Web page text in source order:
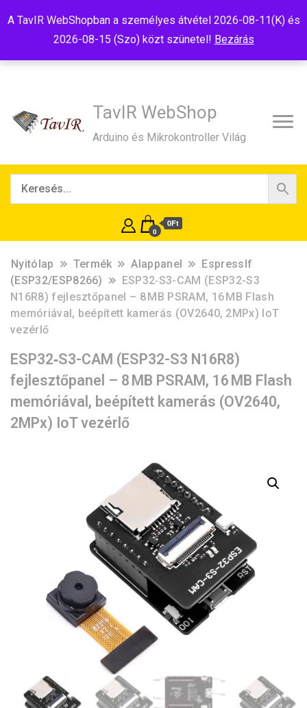
A TavIR WebShopban a személyes átvétel 2026-08-11(K) és
2026-08-15 (Szo) közt szünetel! Bezárás
TavIR WebShop
Arduino és Mikrokontroller Világ
0
0Ft
Nyitólap Termék Alappanel
EspressIf
(ESP32/ESP8266)
ESP32‑S3-CAM (ESP32-S3
N16R8) fejlesztőpanel – 8 MB PSRAM, 16 MB Flash
memóriával, beépített kamerás (OV2640, 2MPx) IoT
vezérlő
ESP32‑S3-CAM (ESP32-S3 N16R8)
fejlesztőpanel – 8 MB PSRAM, 16 MB Flash
memóriával, beépített kamerás (OV2640,
2MPx) IoT vezérlő